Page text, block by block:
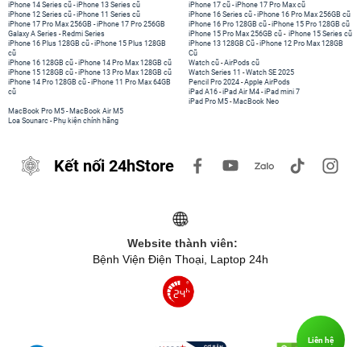
iPhone 14 Series cũ -iPhone 13 Series cũ
iPhone 12 Series cũ -iPhone 11 Series cũ
iPhone 17 Pro Max 256GB -iPhone 17 Pro 256GB
Galaxy A Series - Redmi Series
iPhone 17 cũ -iPhone 17 Pro Max cũ
iPhone 16 Series cũ - iPhone 16 Pro Max 256GB cũ
iPhone 16 Pro 128GB cũ -iPhone 15 Pro 128GB cũ
iPhone 15 Pro Max 256GB cũ - iPhone 15 Series cũ
iPhone 16 Plus 128GB cũ -iPhone 15 Plus 128GB
cũ
iPhone 16 128GB cũ -iPhone 14 Pro Max 128GB cũ
iPhone 15 128GB cũ -iPhone 13 Pro Max 128GB cũ
iPhone 14 Pro 128GB cũ -iPhone 11 Pro Max 64GB
cũ
iPhone 13 128GB Cũ -iPhone 12 Pro Max 128GB
Cũ
Watch cũ -AirPods cũ
Watch Series 11 -Watch SE 2025
Pencil Pro 2024 -Apple AirPods
iPad A16 -iPad Air M4 -iPad mini 7
iPad Pro M5 - MacBook Neo
MacBook Pro M5 - MacBook Air M5
Loa Sounarc - Phụ kiện chính hãng
Kết nối 24hStore
Website thành viên:
Bệnh Viện Điện Thoại, Laptop 24h
Liên hệ